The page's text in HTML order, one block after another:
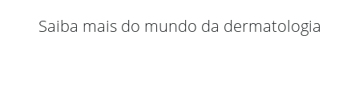
Saiba mais do mundo da dermatologia